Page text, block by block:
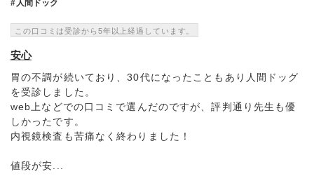
人間ドック
この口コミは受診から5年以上経過しています。
安心
胃の不調が続いており、30代になったこともあり人間ドッグ
を受診しました。
web上などでの口コミで選んだのですが、評判通り先生も優
しかったです。
内視鏡検査も苦痛なく終わりました！
値段が安...